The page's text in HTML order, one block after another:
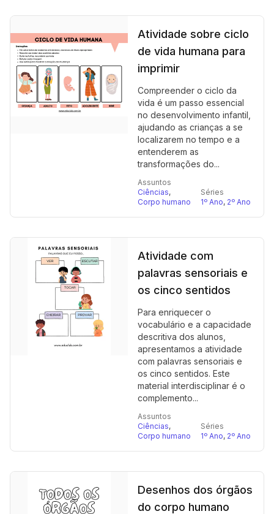
Atividade sobre ciclo
de vida humana para
imprimir
Compreender o ciclo da
vida é um passo essencial
no desenvolvimento infantil,
ajudando as crianças a se
localizarem no tempo e a
entenderem as
transformações do...
Assuntos
Ciências,
Corpo humano
Séries
1º Ano, 2º Ano
Atividade com
palavras sensoriais e
os cinco sentidos
Para enriquecer o
vocabulário e a capacidade
descritiva dos alunos,
apresentamos a atividade
com palavras sensoriais e
os cinco sentidos. Este
material interdisciplinar é o
complemento...
Assuntos
Ciências,
Corpo humano
Séries
1º Ano, 2º Ano
Desenhos dos órgãos
do corpo humano